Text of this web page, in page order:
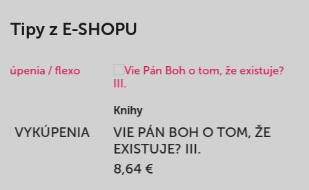
Tipy z E-SHOPU
VYKÚPENIA
Knihy
VIE PÁN BOH O TOM, ŽE
EXISTUJE? III.
8,64 €